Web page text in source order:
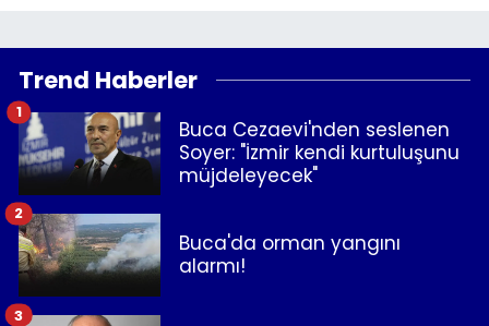
Trend Haberler
Buca Cezaevi'nden seslenen
Soyer: "İzmir kendi kurtuluşunu
müjdeleyecek"
1
Buca'da orman yangını
alarmı!
2
3